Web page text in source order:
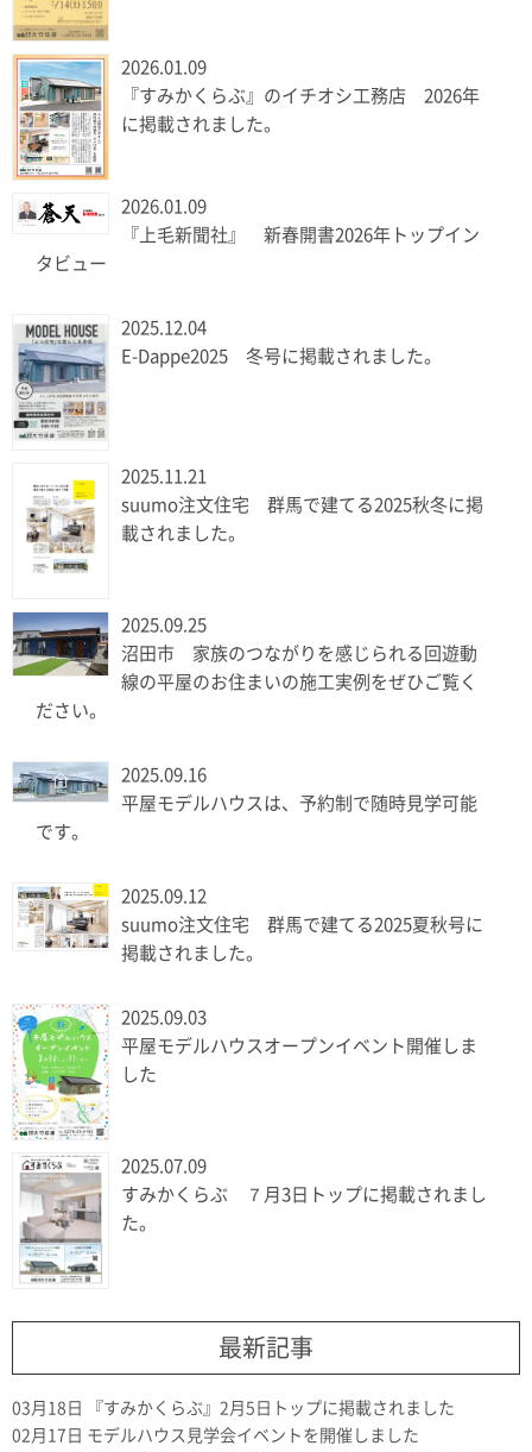
2026.01.09
『すみかくらぶ』のイチオシ工務店 2026年
に掲載されました。
2026.01.09
『上毛新聞社』 新春開書2026年トップイン
タビュー
2025.12.04
E-Dappe2025 冬号に掲載されました。
2025.11.21
suumo注文住宅 群馬で建てる2025秋冬に掲
載されました。
2025.09.25
沼田市 家族のつながりを感じられる回遊動
線の平屋のお住まいの施工実例をぜひご覧く
ださい。
2025.09.16
平屋モデルハウスは、予約制で随時見学可能
です。
2025.09.12
suumo注文住宅 群馬で建てる2025夏秋号に
掲載されました。
2025.09.03
平屋モデルハウスオープンイベント開催しま
した
2025.07.09
すみかくらぶ ７月3日トップに掲載されまし
た。
最新記事
03月18日
『すみかくらぶ』2月5日トップに掲載されました
02月17日 モデルハウス見学会イベントを開催しました